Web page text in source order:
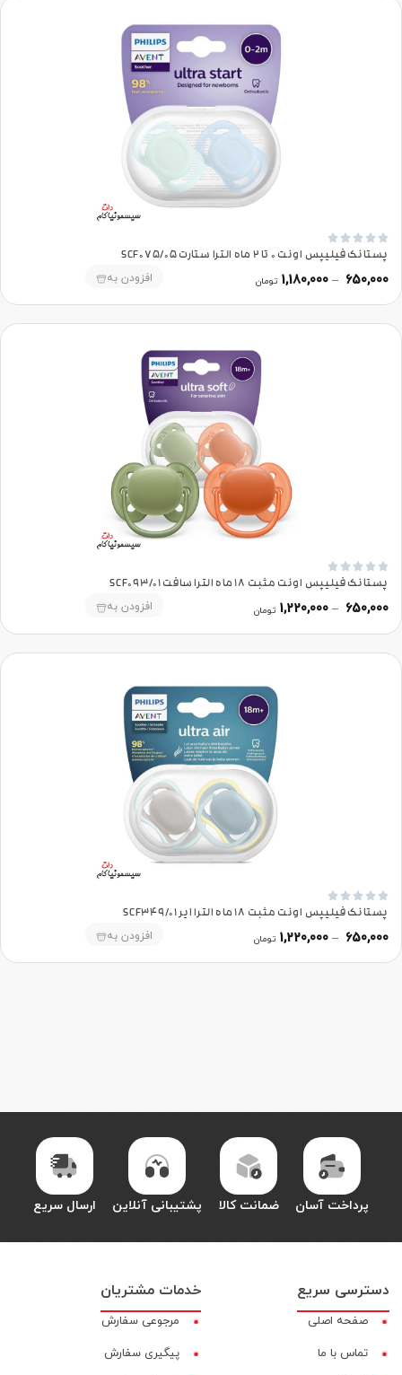





پستانک فیلیپس اونت 0 تا 2 ماه الترا ستارت SCF075/05
650,000
–
1,180,000 تومان افزودن به





پستانک فیلیپس اونت مثبت 18 ماه الترا سافت SCF093/01
650,000
–
1,220,000 تومان افزودن به





پستانک فیلیپس اونت مثبت 18 ماه الترا ایر SCF349/01
650,000
–
1,220,000 تومان افزودن به
پرداخت آسان ضمانت کالا پشتیبانی آنلاین ارسال سریع
دسترسی سریع
صفحه اصلی
تماس با ما
خدمات مشتریان
مرجوعی سفارش
پیگیری سفارش